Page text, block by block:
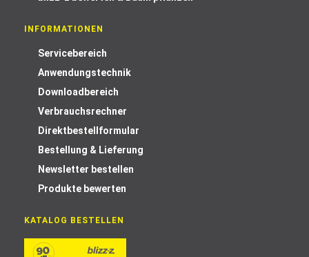
INFORMATIONEN
Servicebereich
Anwendungstechnik
Downloadbereich
Verbrauchsrechner
Direktbestellformular
Bestellung & Lieferung
Newsletter bestellen
Produkte bewerten
KATALOG BESTELLEN